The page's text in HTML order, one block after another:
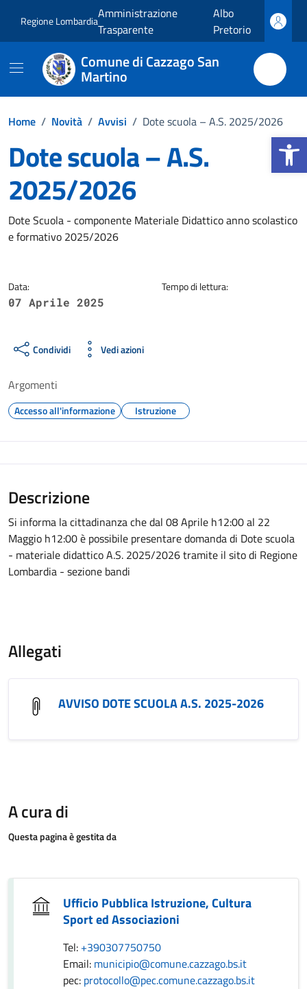
Apri la
Regione LombardiaAmministrazione
Trasparente
Albo
Pretorio
Comune di Cazzago San
Martino
Home / Novità / Avvisi / Dote scuola – A.S. 2025/2026
Dote scuola – A.S.
2025/2026
Dettagli della notizia
Dote Scuola - componente Materiale Didattico anno scolastico
e formativo 2025/2026
Data:
07 Aprile 2025
Tempo di lettura:
Condividi Vedi azioni
Argomenti
Accesso all'informazione Istruzione
Descrizione
Si informa la cittadinanza che dal 08 Aprile h12:00 al 22
Maggio h12:00 è possibile presentare domanda di Dote scuola
- materiale didattico A.S. 2025/2026 tramite il sito di Regione
Lombardia - sezione bandi
Allegati
AVVISO DOTE SCUOLA A.S. 2025-2026
A cura di
Questa pagina è gestita da
Ufficio Pubblica Istruzione, Cultura
Sport ed Associazioni
Tel: +390307750750
Email: municipio@comune.cazzago.bs.it
pec: protocollo@pec.comune.cazzago.bs.it